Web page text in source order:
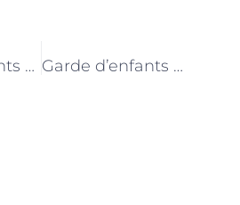
Garde d’enfants à domicile à Paris : comment stimule la créativité des enfants Garde d’enfants à domicile à Paris : la gestion des repas et des allergies